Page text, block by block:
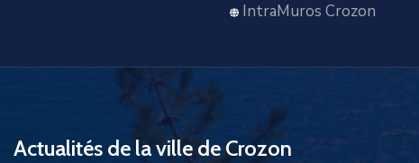
IntraMuros Crozon
Actualités de la ville de Crozon